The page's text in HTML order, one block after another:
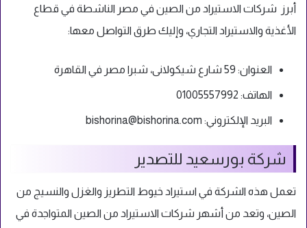
أبرز شركات الاستيراد من الصين في مصر الناشطة في قطاع
الأغذية والاستيراد التجاري، وإليك طرق التواصل معها:
العنوان: 59 شارع شيكولانى، شبرا مصر في القاهرة
الهاتف: 01005557992
البريد الإلكتروني: bishorina@bishorina.com
شركة بورسعيد للتصدير
تعمل هذه الشركة في استيراد خيوط التطريز والغزل والنسيج من
الصين، وتعد من أشهر شركات الاستيراد من الصين المتواجدة في